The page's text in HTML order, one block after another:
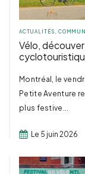
ACTUALITÉS
Vélo,
Montréal, le
Petite Aventure
plus festive...
Le 5 juin 2026